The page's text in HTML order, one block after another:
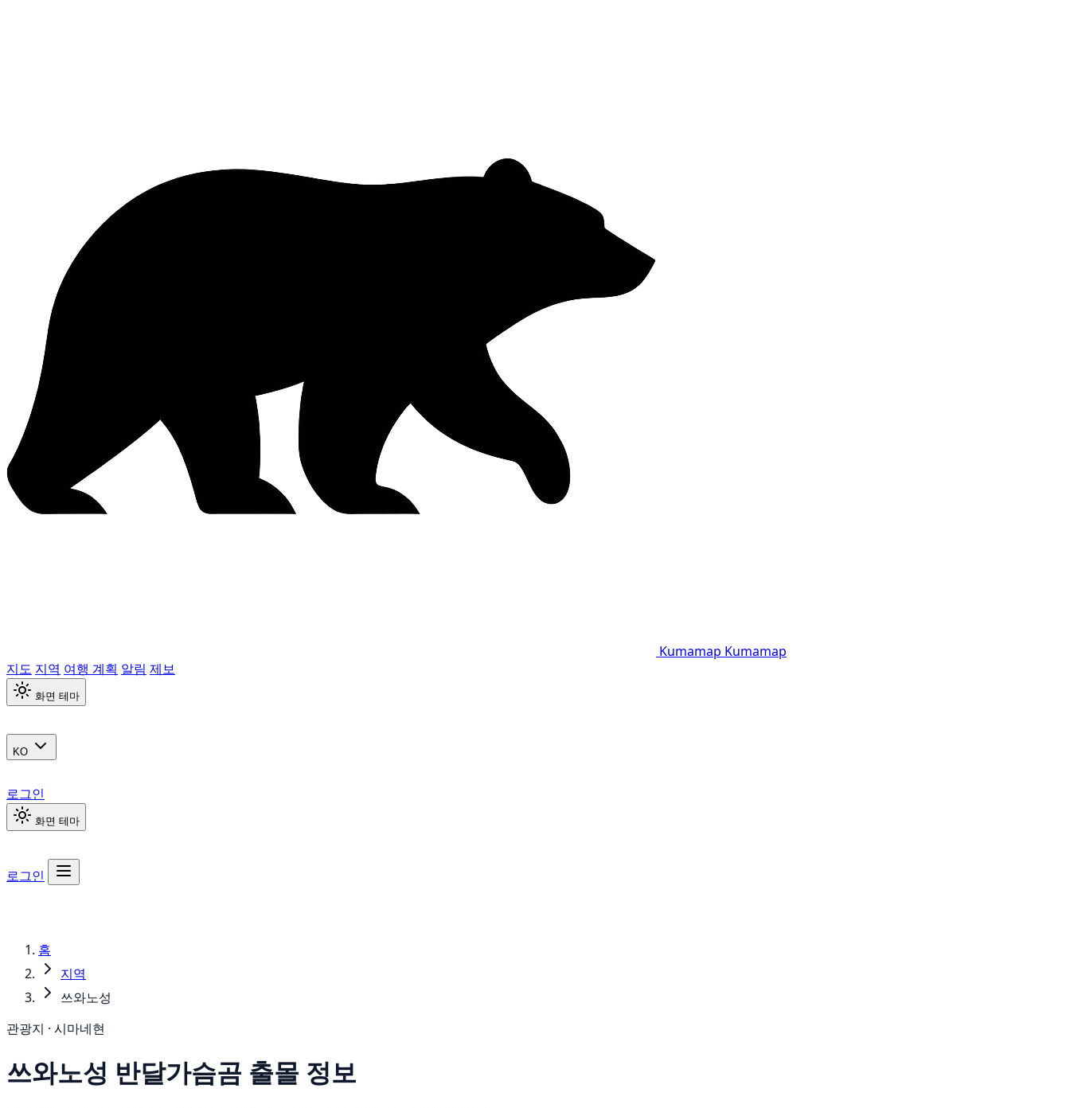
Kumamap Kumamap
지도 지역 여행 계획 알림 제보
화면 테마
KO
로그인
화면 테마
로그인
홈
지역
쓰와노성
관광지 · 시마네현
쓰와노성 반달가슴곰 출몰 정보